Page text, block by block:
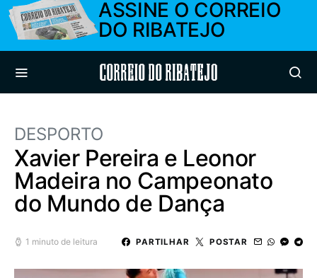
ASSINE O CORREIO
DO RIBATEJO
Correio do Ribatejo
DESPORTO
Xavier Pereira e Leonor
Madeira no Campeonato
do Mundo de Dança
1 minuto de leitura PARTILHAR POSTAR